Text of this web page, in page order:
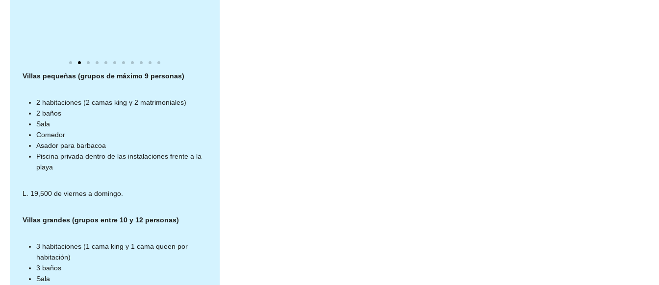
Villas pequeñas (grupos de máximo 9 personas)
2 habitaciones (2 camas king y 2 matrimoniales)
2 baños
Sala
Comedor
Asador para barbacoa
Piscina privada dentro de las instalaciones frente a la
playa
L. 19,500 de viernes a domingo.
Villas grandes (grupos entre 10 y 12 personas)
3 habitaciones (1 cama king y 1 cama queen por
habitación)
3 baños
Sala